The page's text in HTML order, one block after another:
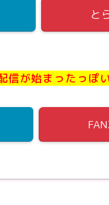
と
信が始まったっぽ